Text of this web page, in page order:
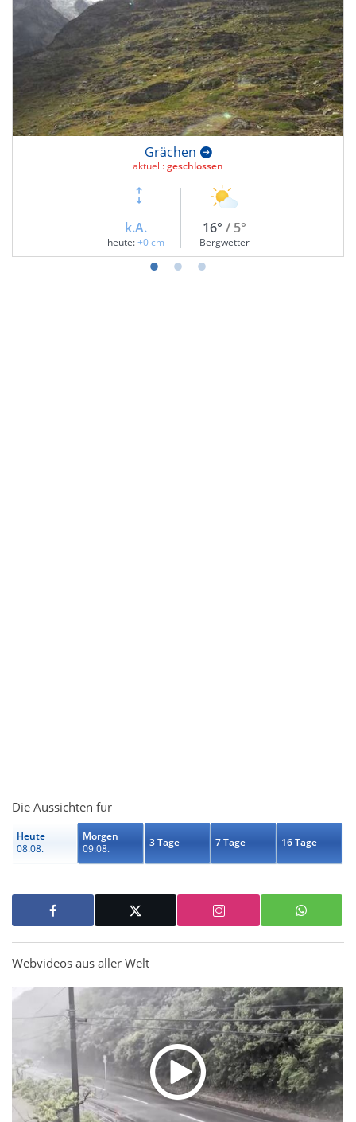
Grächen
aktuell:geschlossen
k.A.
heute: +0 cm
16° / 5°
Bergwetter
Die Aussichten für
Heute
08.08.
Morgen
09.08.
3 Tage 7 Tage 16 Tage
Webvideos aus aller Welt